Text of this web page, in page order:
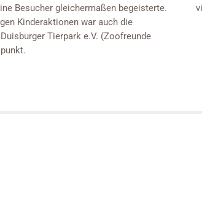
Besucher gleichermaßen begeisterte.
Kinderaktionen war auch die
Tierpark e.V. (Zoofreunde